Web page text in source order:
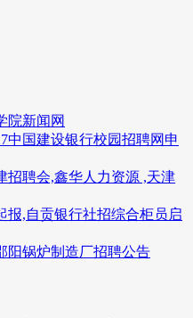
院新闻网
中国建设银行校园招聘网申
招聘会,鑫华人力资源 ,天津
报,自贡银行社招综合柜员启
阳锅炉制造厂招聘公告